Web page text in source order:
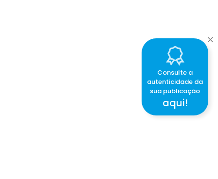
Consulte a
autenticidade da
sua publicação
aqui!